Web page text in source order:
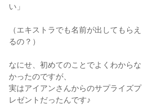
い」
（エキストラでも名前が出してもらえ
るの？）
なにせ、初めてのことでよくわからな
かったのですが、
実はアイアンさんからのサプライズプ
レゼントだったんです♪